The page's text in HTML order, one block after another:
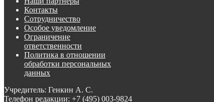
Контакты
Сотрудничество
Особое уведомление
Ограничение
ответственности
Политика в отношении
обработки персональных
данных
Учредитель: Генкин А. С.
Телефон редакции: +7 (495) 003-9824